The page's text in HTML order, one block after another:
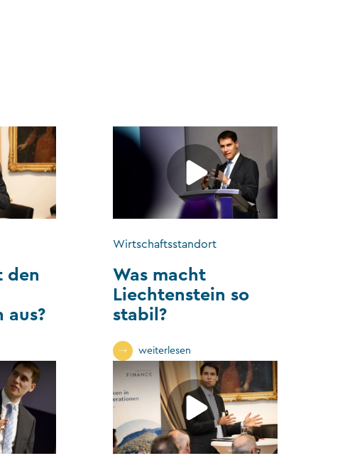
den
aus?
Wirtschaftsstandort
Was macht
Liechtenstein so
stabil?
weiterlesen